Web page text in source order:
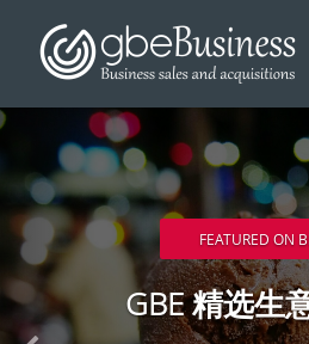
FEATURED ON
GBE 精选生